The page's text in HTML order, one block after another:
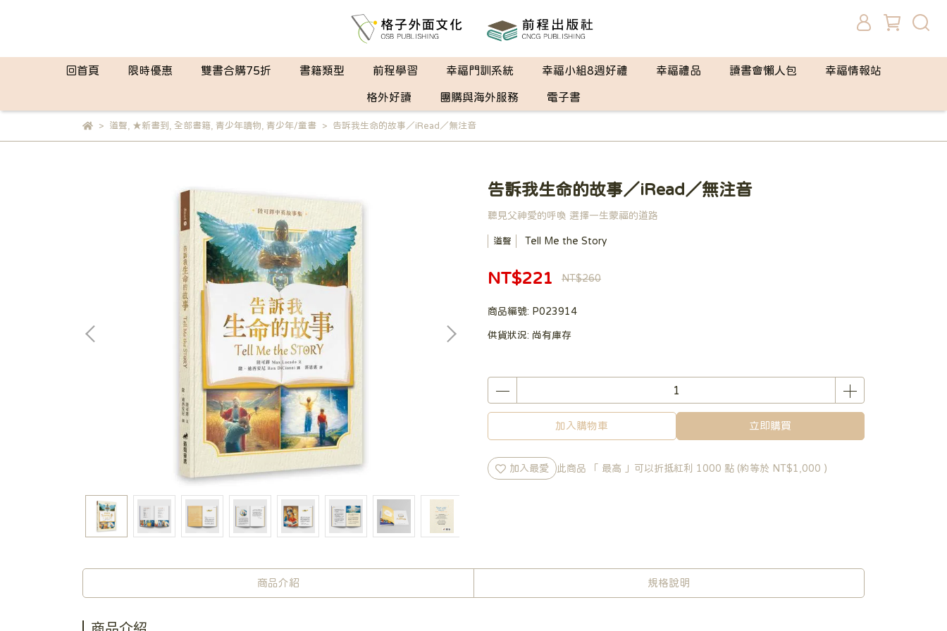
回首頁 限時優惠 雙書合購75折 書籍類型 前程學習 幸福門訓系統 幸福小組8週好禮 幸福禮品 讀書會懶人包 幸福情報站
格外好讀 團購與海外服務 電子書
道聲 ★新書到 全部書籍, 青少年讀物 青少年/童書 告訴我生命的故事／iRead／無注音
告訴我生命的故事／iRead／無注音
聽見父神愛的呼喚 選擇一生蒙福的道路
道聲 Tell Me the Story
NT$221 NT$260
商品編號: P023914
供貨狀況: 尚有庫存
加入購物車 立即購買
加入最愛 此商品 「 最高 」可以折抵紅利 1000 點 (約等於 NT$1,000 )
商品介紹 規格說明